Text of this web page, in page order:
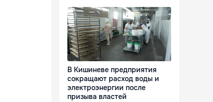
В Кишиневе предприятия
сокращают расход воды и
электроэнергии после
призыва властей